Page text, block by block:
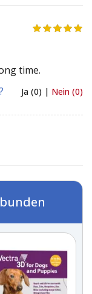
time.
Ja (0) | Nein (0)